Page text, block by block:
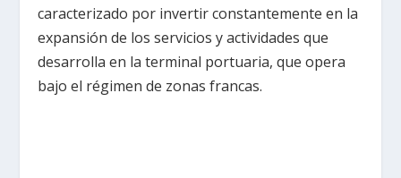
caracterizado por invertir constantemente en la
expansión de los servicios y actividades que
desarrolla en la terminal portuaria, que opera
bajo el régimen de zonas francas.